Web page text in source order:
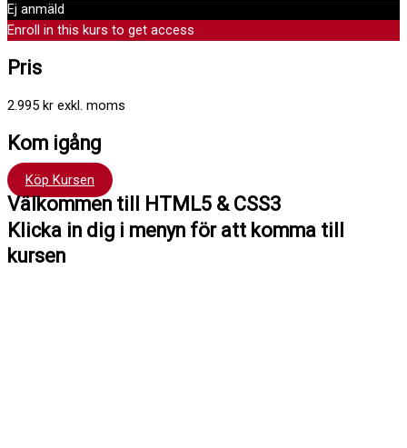
Ej anmäld
Enroll in this kurs to get access
Pris
2.995 kr exkl. moms
Kom igång
Köp Kursen
Välkommen till HTML5 & CSS3
Klicka in dig i menyn för att komma till
kursen